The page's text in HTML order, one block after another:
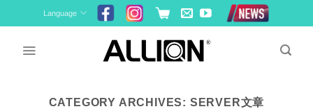
to
Language
CATEGORY ARCHIVES: SERVER文章